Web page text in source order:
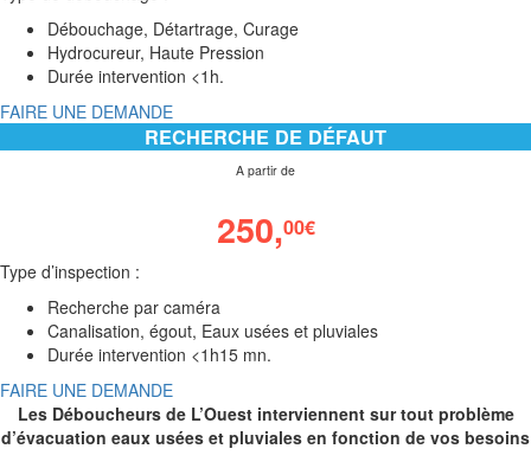
Débouchage, Détartrage, Curage
Hydrocureur, Haute Pression
Durée intervention <1h.
FAIRE UNE DEMANDE
RECHERCHE DE DÉFAUT
A partir de
250,00€
Type d’inspection :
Recherche par caméra
Canalisation, égout, Eaux usées et pluviales
Durée intervention <1h15 mn.
FAIRE UNE DEMANDE
Les Déboucheurs de L’Ouest interviennent sur tout problème
d’évacuation eaux usées et pluviales en fonction de vos besoins